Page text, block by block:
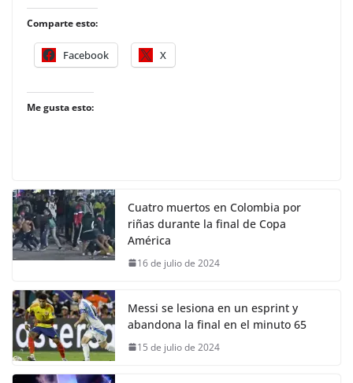
Comparte esto:
Facebook X
Me gusta esto:
Cuatro muertos en Colombia por
riñas durante la final de Copa
América
16 de julio de 2024
Messi se lesiona en un esprint y
abandona la final en el minuto 65
15 de julio de 2024